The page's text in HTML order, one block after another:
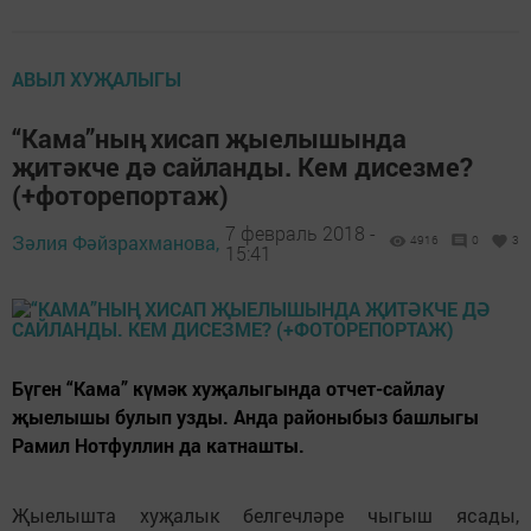
АВЫЛ ХУҖАЛЫГЫ
“Кама”ның хисап җыелышында
җитәкче дә сайланды. Кем дисезме?
(+фоторепортаж)
Зәлия Фәйзрахманова, 7 февраль 2018 -
15:41
4916 0 3
Бүген “Кама” күмәк хуҗалыгында отчет-сайлау
җыелышы булып узды. Анда районыбыз башлыгы
Рамил Нотфуллин да катнашты.
Җыелышта хуҗалык белгечләре чыгыш ясады,